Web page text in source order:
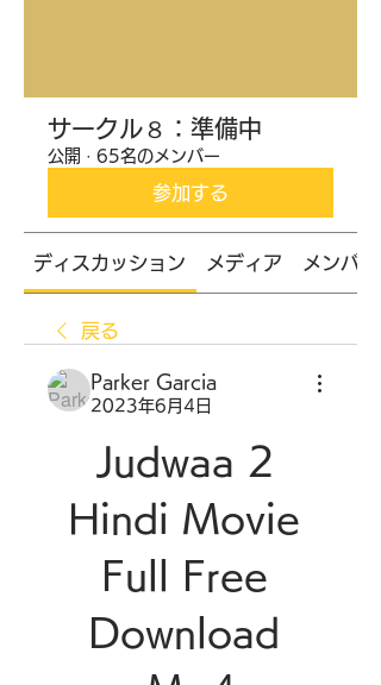
サークル８：準備中
公開 · 65名のメンバー
参加する
ディスカッション メディア メンバー
戻る
Parker Garcia
2023年6月4日
Judwaa 2
Hindi Movie
Full Free
Download